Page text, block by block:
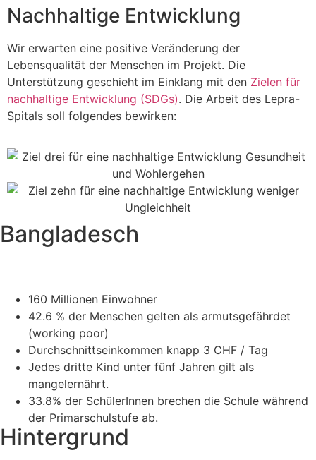
Nachhaltige Entwicklung
Wir erwarten eine positive Veränderung der
Lebensqualität der Menschen im Projekt. Die
Unterstützung geschieht im Einklang mit den Zielen für
nachhaltige Entwicklung (SDGs). Die Arbeit des Lepra-
Spitals soll folgendes bewirken:
Bangladesch
160 Millionen Einwohner
42.6 % der Menschen gelten als armutsgefährdet
(working poor)
Durchschnittseinkommen knapp 3 CHF / Tag
Jedes dritte Kind unter fünf Jahren gilt als
mangelernährt.
33.8% der SchülerInnen brechen die Schule während
der Primarschulstufe ab.
Hintergrund